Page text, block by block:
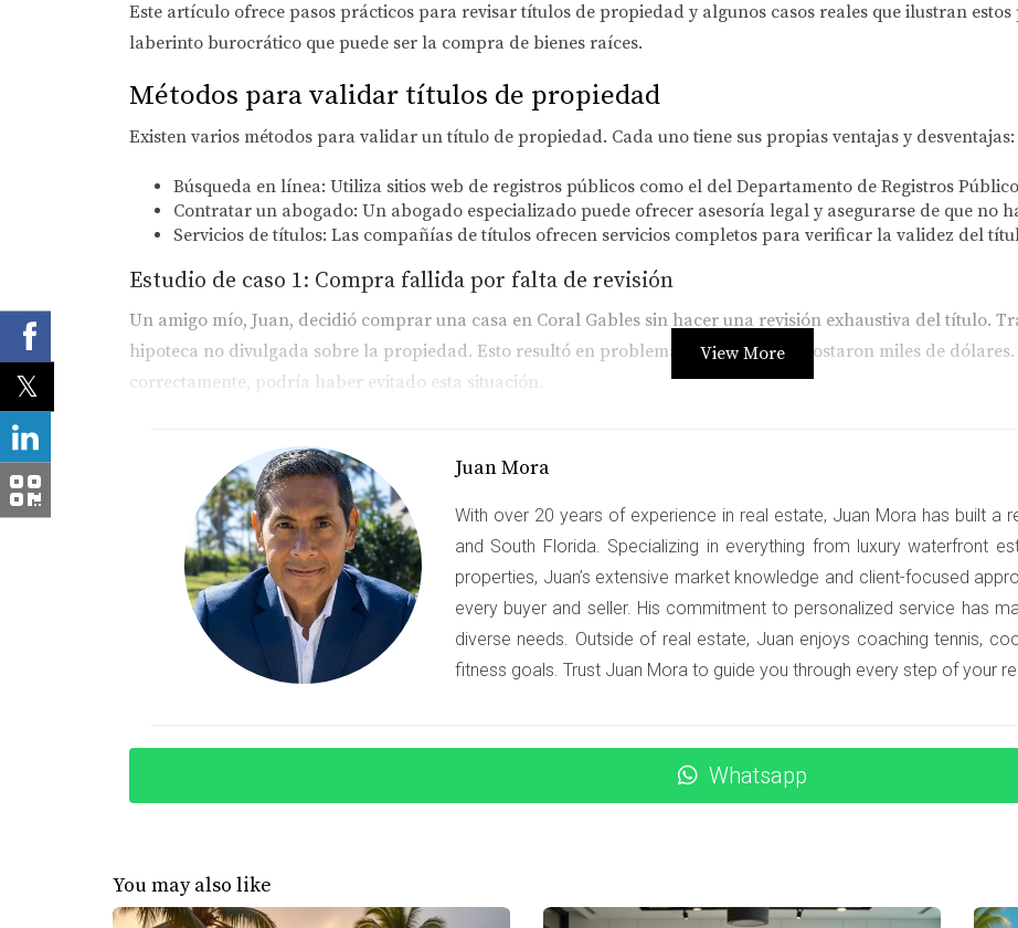
Este artículo ofrece pasos prácticos para revisar títulos de propiedad y algunos casos reales que ilustran
laberinto burocrático que puede ser la compra de bienes raíces.
Métodos para validar títulos de propiedad
Existen varios métodos para validar un título de propiedad. Cada uno tiene sus propias ventajas y desventajas:
Búsqueda en línea: Utiliza sitios web de registros públicos como el del Departamento de Registros
Contratar un abogado: Un abogado especializado puede ofrecer asesoría legal y asegurarse de que no
Servicios de títulos: Las compañías de títulos ofrecen servicios completos para verificar la validez del
Estudio de caso 1: Compra fallida por falta de revisión
Un amigo mío, Juan, decidió comprar una casa en Coral Gables sin hacer una revisión exhaustiva del título.
hipoteca no divulgada sobre la propiedad. Esto resultó en problemas legales que le costaron miles de
correctamente, podría haber evitado esta situación.
María, otra conocida, decidió contratar a un abogado especializado antes de comprar su apartamento en
documentos y encontró irregularidades en el título. Gracias a esto, pudo negociar con el vendedor antes de
Estudio de caso 3: La importancia del servicio de títulos
Carlos compró una casa nueva en Homestead y utilizó los servicios de una compañía de títulos. La empresa
le proporcionó un seguro contra posibles problemas futuros. Hasta ahora, Carlos no ha tenido inconvenientes
Si tienes preguntas o necesitas ayuda sobre cómo revisar un título, no dudes en contactarme.
Preguntas frecuentes
¿Cuánto cuesta validar un título de propiedad?
¿Qué documentos necesito para validar un título?
View More
Juan Mora
With over 20 years of experience in real estate, Juan Mora has built a
and South Florida. Specializing in everything from luxury waterfront
properties, Juan’s extensive market knowledge and client-focused
every buyer and seller. His commitment to personalized service has
diverse needs. Outside of real estate, Juan enjoys coaching tennis,
fitness goals. Trust Juan Mora to guide you through every step of your
Whatsapp
You may also like